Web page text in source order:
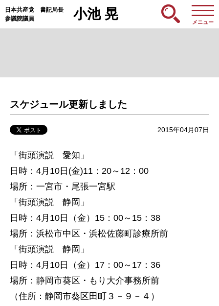
日本共産党 書記局長
参議院議員
小池 晃
メニュー
スケジュール更新しました
2015年04月07日
「街頭演説 愛知」
日時：4月10日(金)11：20～12：00
場所：一宮市・尾張一宮駅
「街頭演説 静岡」
日時：4月10日（金）15：00～15：38
場所：浜松市中区・浜松佐藤町診療所前
「街頭演説 静岡」
日時：4月10日（金）17：00～17：36
場所：静岡市葵区・もり大介事務所前
（住所：静岡市葵区田町３－９－４）